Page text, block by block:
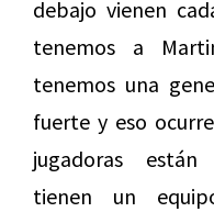
debajo vienen
tenemos a
tenemos una
fuerte y eso
jugadoras están
tienen un